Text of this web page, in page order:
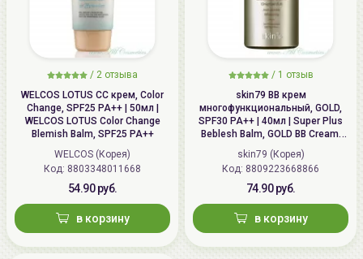
/ 2 отзыва
WELCOS LOTUS СС крем, Color
Change, SPF25 PA++ | 50мл |
WELCOS LOTUS Color Change
Blemish Balm, SPF25 PA++
WELCOS (Корея)
Код: 8803348011668
54.90 руб.
в корзину
/ 1 отзыв
skin79 ВВ крем
многофункциональный, GOLD,
SPF30 PA++ | 40мл | Super Plus
Beblesh Balm, GOLD BB Cream,
SPF30 PA++
skin79 (Корея)
Код: 8809223668866
74.90 руб.
в корзину